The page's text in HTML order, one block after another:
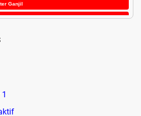
Ganjil
di Dukuhturi dan Awal Masuk Semester II